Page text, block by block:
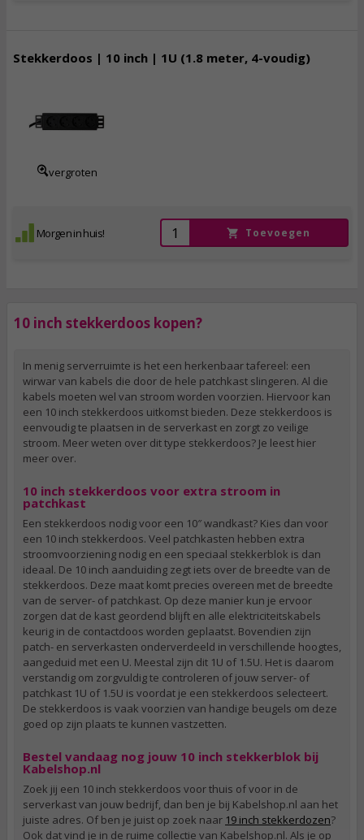
Stekkerdoos | 10 inch | 1U (1.8 meter, 4-voudig)
vergroten
Morgen in huis! Toevoegen
10 inch stekkerdoos kopen?
In menig serverruimte is het een herkenbaar tafereel: een
wirwar van kabels die door de hele patchkast slingeren. Al die
kabels moeten wel van stroom worden voorzien. Hiervoor kan
een 10 inch stekkerdoos uitkomst bieden. Deze stekkerdoos is
eenvoudig te plaatsen in de serverkast en zorgt zo veilige
stroom. Meer weten over dit type stekkerdoos? Je leest hier
meer over.
10 inch stekkerdoos voor extra stroom in
patchkast
Een stekkerdoos nodig voor een 10″ wandkast? Kies dan voor
een 10 inch stekkerdoos. Veel patchkasten hebben extra
stroomvoorziening nodig en een speciaal stekkerblok is dan
ideaal. De 10 inch aanduiding zegt iets over de breedte van de
stekkerdoos. Deze maat komt precies overeen met de breedte
van de server- of patchkast. Op deze manier kun je ervoor
zorgen dat de kast geordend blijft en alle elektriciteitskabels
keurig in de contactdoos worden geplaatst. Bovendien zijn
patch- en serverkasten onderverdeeld in verschillende hoogtes,
aangeduid met een U. Meestal zijn dit 1U of 1.5U. Het is daarom
verstandig om zorgvuldig te controleren of jouw server- of
patchkast 1U of 1.5U is voordat je een stekkerdoos selecteert.
De stekkerdoos is vaak voorzien van handige beugels om deze
goed op zijn plaats te kunnen vastzetten.
Bestel vandaag nog jouw 10 inch stekkerblok bij
Kabelshop.nl
Zoek jij een 10 inch stekkerdoos voor thuis of voor in de
serverkast van jouw bedrijf, dan ben je bij Kabelshop.nl aan het
juiste adres. Of ben je juist op zoek naar 19 inch stekkerdozen?
Ook dat vind je in de ruime collectie van Kabelshop.nl. Als je op